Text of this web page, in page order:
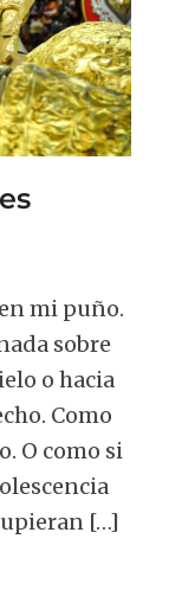
mi puño.
sobre
o hacia
Como
O como si
[…]